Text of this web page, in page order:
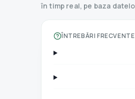
în timp real, pe baza
ÎNTREBĂRI FRECVENTE